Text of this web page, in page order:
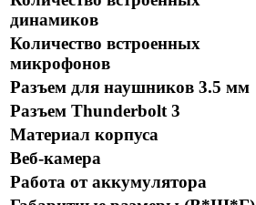
динамиков
Количество встроенных
микрофонов
Разъем для наушников 3.5 мм
Разъем Thunderbolt 3
Материал корпуса
Веб-камера
Работа от аккумулятора